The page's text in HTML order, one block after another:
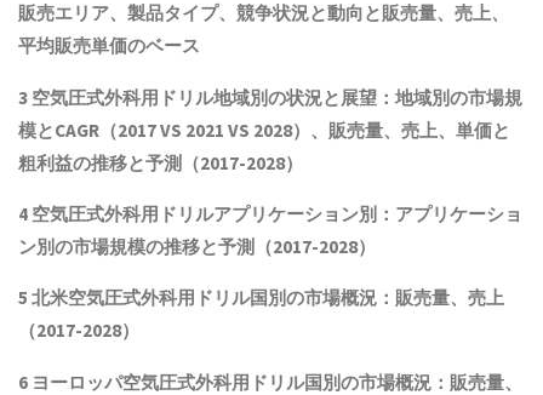
販売エリア、製品タイプ、競争状況と動向と 販売量、売上、
平均販売単価のベース
3 空気圧式外科用ドリル地域別の状況と展望：地域別の市場規
模とCAGR （2017 VS 2021 VS 2028）、販売量、売上、単価と
粗利益の推移と予測（2017-2028）
4 空気圧式外科用ドリルアプリケーション別：アプリケーショ
ン別の市場規模の推移と予測（2017-2028）
5北米空気圧式外科用ドリル国別の市場概況：販売量、売上
（2017-2028）
6 ヨーロッパ空気圧式外科用ドリル国別の市場概況：販売量、